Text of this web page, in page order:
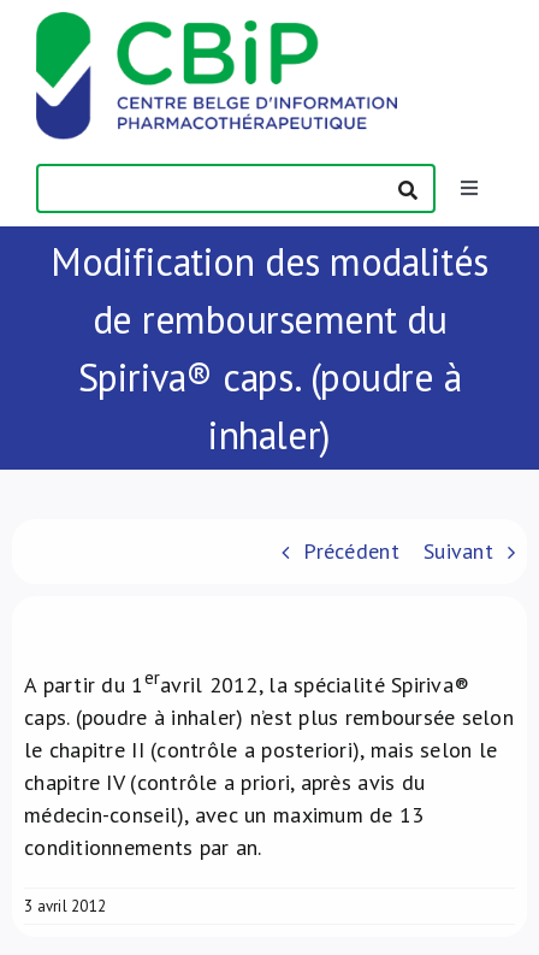
Passer
contenu
Toggle
Actualités
Publications
Modification des modalités
de remboursement du
Spiriva® caps. (poudre à
inhaler)
Précédent Suivant
A partir du 1eravril 2012, la spécialité Spiriva®
caps. (poudre à inhaler) n’est plus remboursée selon
le chapitre II (contrôle a posteriori), mais selon le
chapitre IV (contrôle a priori, après avis du
médecin-conseil), avec un maximum de 13
conditionnements par an.
3 avril 2012